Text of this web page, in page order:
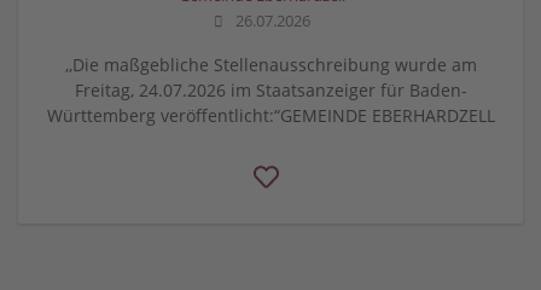
26.07.2026
,,Die maßgebliche Stellenausschreibung wurde am
Freitag, 24.07.2026 im Staatsanzeiger für Baden-
Württemberg veröffentlicht:“GEMEINDE EBERHARDZELL